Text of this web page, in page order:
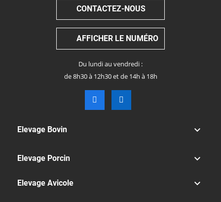
CONTACTEZ-NOUS
AFFICHER LE NUMÉRO
Du lundi au vendredi :
de 8h30 à 12h30 et de 14h à 18h
Elevage Bovin 
Elevage Porcin 
Elevage Avicole 